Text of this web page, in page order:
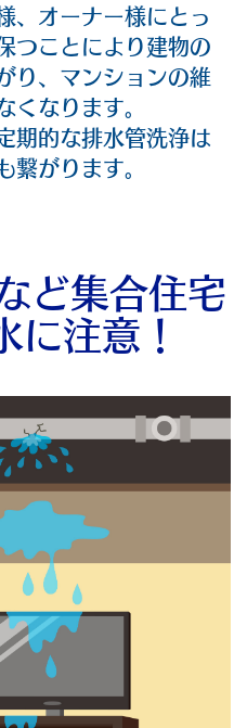
、オーナー様にとっ
つことにより建物の
り、マンションの維
くなります。
期的な排水管洗浄は
繋がります。
ど集合住宅
に注意！